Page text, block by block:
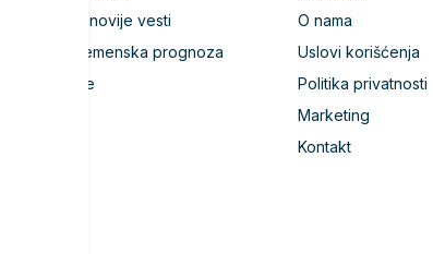
Najnovije vesti
Vremenska prognoza
Igre
O nama
Uslovi korišćenja
Politika privatnosti
Marketing
Kontakt